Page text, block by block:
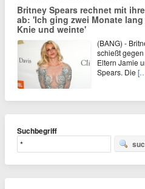
Britney Spears rechnet mit
ab: 'Ich ging zwei Monate
Knie und weinte'
(BANG) -
schießt
Eltern Jamie
Spears. Die
Suchbegriff